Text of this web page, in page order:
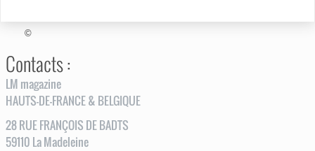
©
Contacts :
LM magazine
HAUTS-DE-FRANCE & BELGIQUE
28RUEFRANÇOIS DE BADTS
59110 La Madeleine